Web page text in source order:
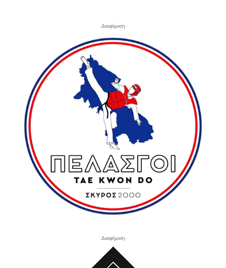
- Διαφήμιση -
- Διαφήμιση -